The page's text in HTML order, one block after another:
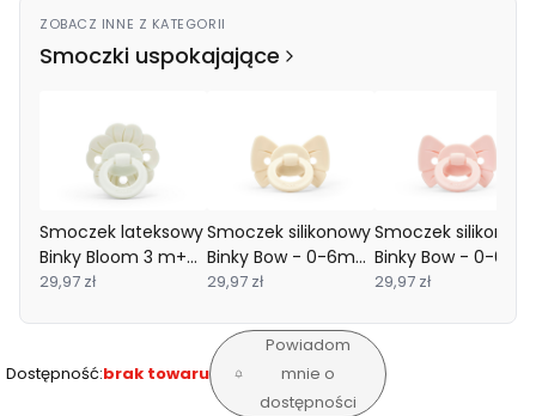
ZOBACZ INNE Z KATEGORII
Smoczki uspokajające
Smoczek lateksowy
Binky Bloom 3 m+
Vanilla white Elodie
29,97 zł
Smoczek silikonowy
Binky Bow - 0-6m
Oat white Elodie
29,97 zł
Smoczek
Binky Bow - 0-6 m
misty pink Elodie
29,97 zł
Dostępność:brak towaru
Powiadom
mnie o
dostępności